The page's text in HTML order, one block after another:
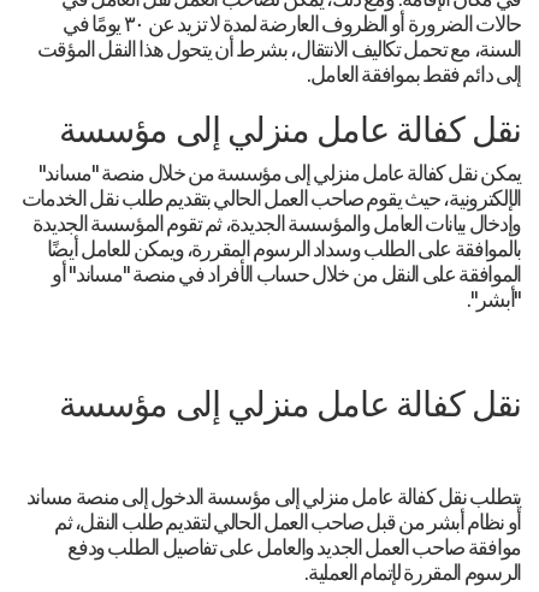
حالات الضرورة أو الظروف العارضة لمدة لا تزيد عن ٣٠ يومًا في
السنة، مع تحمل تكاليف الانتقال، بشرط أن يتحول هذا النقل المؤقت
إلى دائم فقط بموافقة العامل.
نقل كفالة عامل منزلي إلى مؤسسة
يمكن نقل كفالة عامل منزلي إلى مؤسسة من خلال منصة "مساند"
الإلكترونية، حيث يقوم صاحب العمل الحالي بتقديم طلب نقل الخدمات
وإدخال بيانات العامل والمؤسسة الجديدة، ثم تقوم المؤسسة الجديدة
بالموافقة على الطلب وسداد الرسوم المقررة، ويمكن للعامل أيضًا
الموافقة على النقل من خلال حساب الأفراد في منصة "مساند" أو
"أبشر".
نقل كفالة عامل منزلي إلى مؤسسة
يتطلب نقل كفالة عامل منزلي إلى مؤسسة الدخول إلى منصة مساند
أو نظام أبشر من قبل صاحب العمل الحالي لتقديم طلب النقل، ثم
موافقة صاحب العمل الجديد والعامل على تفاصيل الطلب ودفع
الرسوم المقررة لإتمام العملية.